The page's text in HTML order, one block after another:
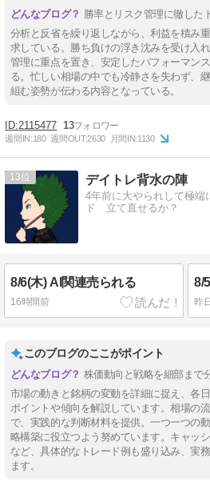
勝率とリスク管理に徹した
分析と反省を繰り返しながら、利益を積み
求している。勝ち負けの浮き沈みを受け入
管理に重点を置き、安定したパフォーマン
る。忙しい相場の中でも冷静さを失わず、
組む姿勢が伝わる内容となっている。
2115477 13
週間IN:180 週間OUT:2630 月間IN:1130
13 デイトレ背水の陣
4年前に大やられして極端
ド 立て直せるか？
8/6(木) AI関連売られる
16時間前 昨日
このブログのここがポイント
株価動向と戦略を細部まで
市場の動きと銘柄の変動を詳細に捉え、各
ポイントや傾向を解説しています。相場の
で、実践的な判断材料を提供。一つ一つの
略構築に役立つよう努めています。キャッ
など、具体的なトレード例も盛り込み、実
ます。